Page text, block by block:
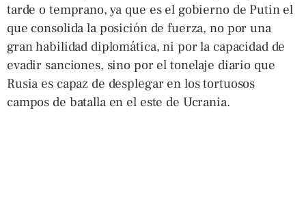
tarde o temprano, ya que es el gobierno de Putin el
que consolida la posición de fuerza, no por una
gran habilidad diplomática, ni por la capacidad de
evadir sanciones, sino por el tonelaje diario que
Rusia es capaz de desplegar en los tortuosos
campos de batalla en el este de Ucrania.